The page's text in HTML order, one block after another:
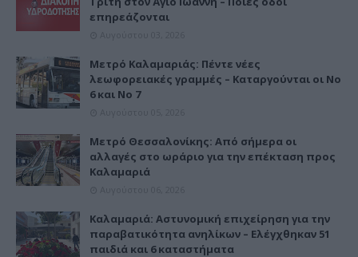
επηρεάζονται
Μετρό Καλαμαριάς: Πέντε νέες
λεωφορειακές γραμμές – Καταργούνται οι Νο
6 και Νο 7
Μετρό Θεσσαλονίκης: Από σήμερα οι
αλλαγές στο ωράριο για την επέκταση προς
Καλαμαριά
Καλαμαριά: Αστυνομική επιχείρηση για την
παραβατικότητα ανηλίκων – Ελέγχθηκαν 51
παιδιά και 6 καταστήματα